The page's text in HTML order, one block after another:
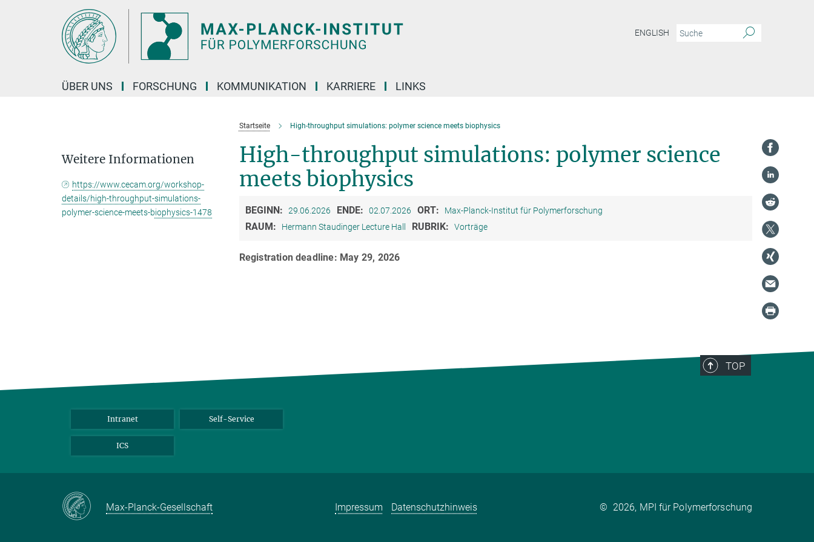
ENGLISH
ÜBER UNS FORSCHUNG KOMMUNIKATION KARRIERE LINKS
Startseite High-throughput simulations: polymer science meets biophysics
High-throughput simulations: polymer science
meets biophysics
BEGINN: 29.06.2026 ENDE: 02.07.2026 ORT: Max-Planck-Institut für Polymerforschung
RAUM: Hermann Staudinger Lecture Hall RUBRIK: Vorträge
Registration deadline: May 29, 2026
Weitere Informationen
https://www.cecam.org/workshop-
details/high-throughput-simulations-
polymer-science-meets-biophysics-1478
TOP
Intranet Self-Service
ICS
Max-Planck-Gesellschaft Impressum Datenschutzhinweis © 2026, MPI für Polymerforschung